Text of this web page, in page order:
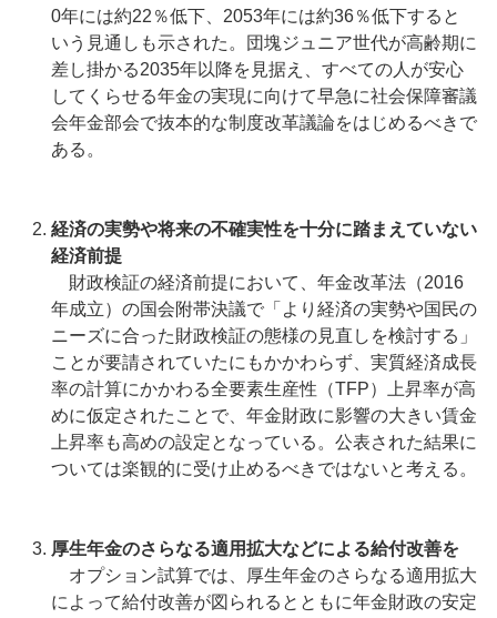
0年には約22％低下、2053年には約36％低下すると
いう見通しも示された。団塊ジュニア世代が高齢期に
差し掛かる2035年以降を見据え、すべての人が安心
してくらせる年金の実現に向けて早急に社会保障審議
会年金部会で抜本的な制度改革議論をはじめるべきで
ある。
経済の実勢や将来の不確実性を十分に踏まえていない
経済前提
財政検証の経済前提において、年金改革法（2016
年成立）の国会附帯決議で「より経済の実勢や国民の
ニーズに合った財政検証の態様の見直しを検討する」
ことが要請されていたにもかかわらず、実質経済成長
率の計算にかかわる全要素生産性（TFP）上昇率が高
めに仮定されたことで、年金財政に影響の大きい賃金
上昇率も高めの設定となっている。公表された結果に
ついては楽観的に受け止めるべきではないと考える。
厚生年金のさらなる適用拡大などによる給付改善を
オプション試算では、厚生年金のさらなる適用拡大
によって給付改善が図られるとともに年金財政の安定